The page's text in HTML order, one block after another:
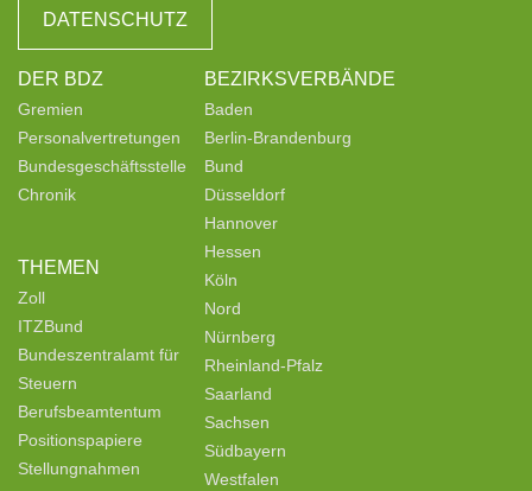
DATENSCHUTZ
DER BDZ
Gremien
Personalvertretungen
Bundesgeschäftsstelle
Chronik
THEMEN
Zoll
ITZBund
Bundeszentralamt für
Steuern
Berufsbeamtentum
Positionspapiere
Stellungnahmen
BEZIRKSVERBÄNDE
Baden
Berlin-Brandenburg
Bund
Düsseldorf
Hannover
Hessen
Köln
Nord
Nürnberg
Rheinland-Pfalz
Saarland
Sachsen
Südbayern
Westfalen